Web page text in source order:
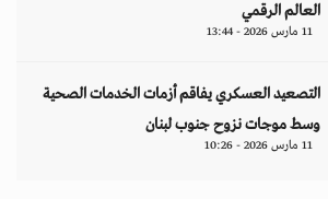
العالم الرقمي
11 مارس 2026 - 13:44
التصعيد العسكري يفاقم أزمات الخدمات الصحية
وسط موجات نزوح جنوب لبنان
11 مارس 2026 - 10:26